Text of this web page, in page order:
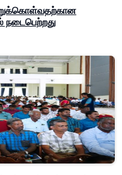
நடைபெற்றது